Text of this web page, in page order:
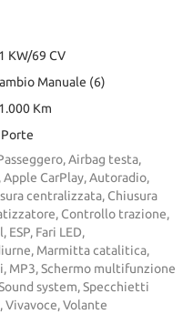
KW/69 CV
Manuale (6)
Km
Porte
Airbag testa,
CarPlay, Autoradio,
centralizzata, Chiusura
Controllo trazione,
Fari LED,
Marmitta catalitica,
MP3, Schermo multifunzione
system, Specchietti
Vivavoce, Volante